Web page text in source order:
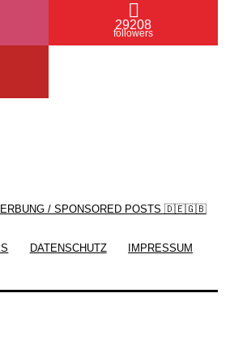
29208
followers
/ SPONSORED POSTS 🇩🇪🇬🇧
DATENSCHUTZ IMPRESSUM